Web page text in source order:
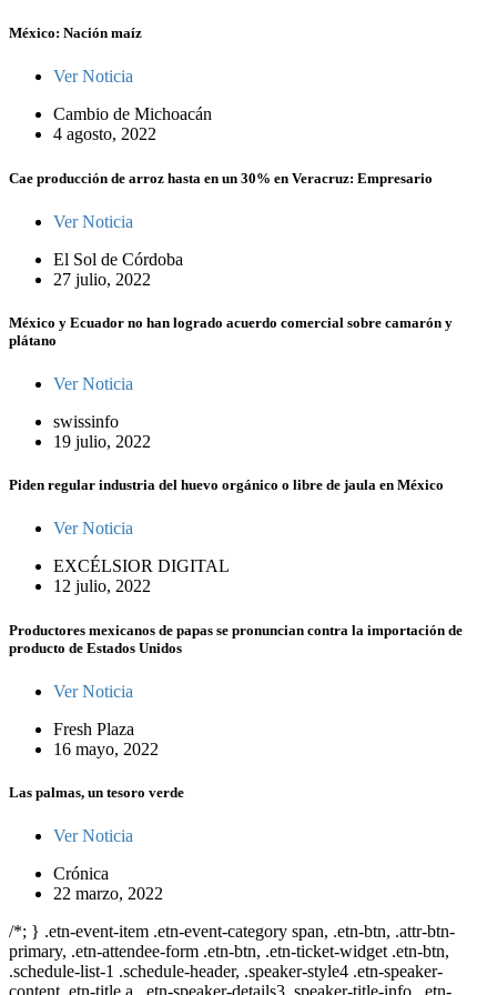
México: Nación maíz
Ver Noticia
Cambio de Michoacán
4 agosto, 2022
Cae producción de arroz hasta en un 30% en Veracruz: Empresario
Ver Noticia
El Sol de Córdoba
27 julio, 2022
México y Ecuador no han logrado acuerdo comercial sobre camarón y
plátano
Ver Noticia
swissinfo
19 julio, 2022
Piden regular industria del huevo orgánico o libre de jaula en México
Ver Noticia
EXCÉLSIOR DIGITAL
12 julio, 2022
Productores mexicanos de papas se pronuncian contra la importación de
producto de Estados Unidos
Ver Noticia
Fresh Plaza
16 mayo, 2022
Las palmas, un tesoro verde
Ver Noticia
Crónica
22 marzo, 2022
/*; } .etn-event-item .etn-event-category span, .etn-btn, .attr-btn-
primary, .etn-attendee-form .etn-btn, .etn-ticket-widget .etn-btn,
.schedule-list-1 .schedule-header, .speaker-style4 .etn-speaker-
content .etn-title a, .etn-speaker-details3 .speaker-title-info, .etn-